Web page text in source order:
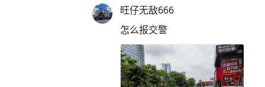
旺仔无敌666
怎么报交警